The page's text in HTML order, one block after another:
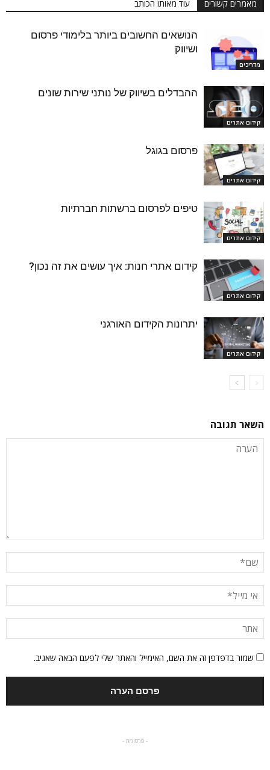
מאמרים קשורים עוד מאותו הכותב
מדריכים
הנושאים החשובים ביותר בלימודי פרסום
ושיווק
קידום אתרים
ההבדלים בשיווק של נותני שירות שונים
קידום אתרים
פרסום בגוגל
קידום אתרים
טיפים לפרסום ברשתות חברתיות
קידום אתרים
קידום אתרי חנות: איך עושים את זה נכון?
קידום אתרים
יתרונות‌ ‌הקידום‌ ‌האורגני‌
השאר תגובה
שמור בדפדפן זה את השם, האימייל והאתר שלי לפעם הבאה שאגיב.
- פרסומת -